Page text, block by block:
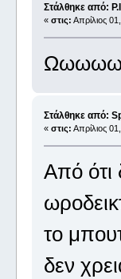
Στάλθηκε από:
« στις: Απρίλιος
Στάλθηκε από:
« στις: Απρίλιος
Από ότι
το
δεν